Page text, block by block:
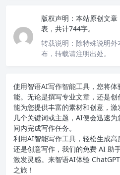
版权声明： 本站原创文章
表，共计744字。
转载说明： 除特殊说明外
布，转载请注明出处。
使用智语AI写作智能工具，您将
能。无论是撰写专业文章，还是
能为您提供丰富的素材和创意，
几个关键词或主题，AI便会迅速
间内完成写作任务。
利用AI智能写作工具，轻松生成
还是创意写作，我们的免费 AI 助
激发灵感。来智语AI体验
之旅！